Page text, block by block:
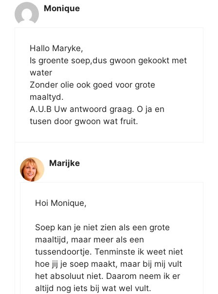
Monique
Hallo Maryke,
Is groente soep,dus gwoon gekookt met
water
Zonder olie ook goed voor grote
maaltyd.
A.U.B Uw antwoord graag. O ja en
tusen door gwoon wat fruit.
Marijke
Hoi Monique,
Soep kan je niet zien als een grote
maaltijd, maar meer als een
tussendoortje. Tenminste ik weet niet
hoe jij je soep maakt, maar bij mij vult
het absoluut niet. Daarom neem ik er
altijd nog iets bij wat wel vult.